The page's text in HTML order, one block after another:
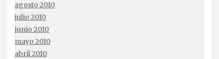
agosto 2010
julio 2010
junio 2010
mayo 2010
abril 2010